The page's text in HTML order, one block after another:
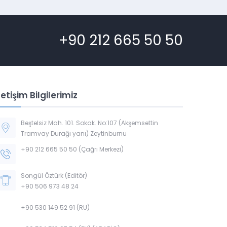
+90 212 665 50 50
Bilgilerimiz
Beştelsiz Mah. 101. Sokak. No:107 (Akşemsettin
Tramvay Durağı yanı) Zeytinburnu
+90 212 665 50 50 (Çağrı Merkezi)
Songül Öztürk (Editör)
+90 506 973 48 24
+90 530 149 52 91 (RU)